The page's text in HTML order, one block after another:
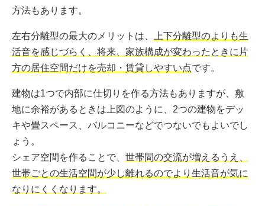
方法もあります。
左右分離型の最大のメリットは、
上下分離型のよりも生
活音を感じづらく、将来、家族構成が変わったときに片
方の居住空間だけを売却・賃貸しやすい点です。
建物は1つで内部に仕切りを作る方法もありますが、敷
地に余裕があるときは上図のように、2つの建物をデッ
キや畳スペース、バルコニーなどでつないでもよいでし
ょう。
シェア空間を作ることで、 世帯間の交流が増えるうえ、
世帯ごとの生活空間が少し離れるのでより生活音が気に
なりにくくなります。